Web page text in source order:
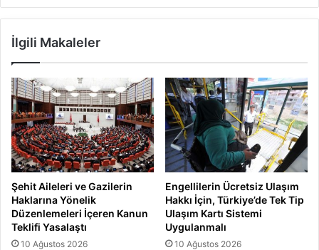
İlgili Makaleler
Şehit Aileleri ve Gazilerin
Haklarına Yönelik
Düzenlemeleri İçeren Kanun
Teklifi Yasalaştı
10 Ağustos 2026
Engellilerin Ücretsiz Ulaşım
Hakkı İçin, Türkiye’de Tek Tip
Ulaşım Kartı Sistemi
Uygulanmalı
10 Ağustos 2026